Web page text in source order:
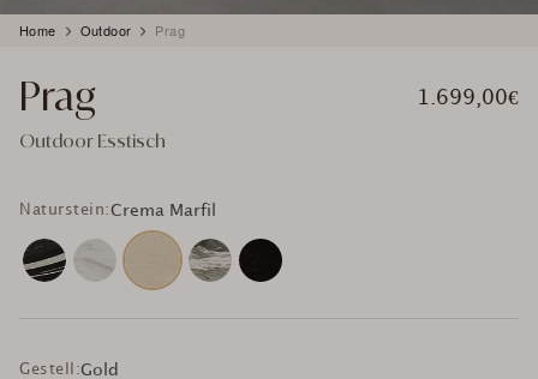
Home Outdoor Prag
Prag
Outdoor Esstisch
1.699,00€
Naturstein:Crema Marfil
Gestell:Gold
Produkt
Warenkorb
hinzugefügt